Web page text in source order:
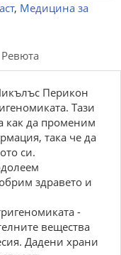
, Медицина за
Ревюта
Перикон
Тази
как да променим
така че да
си.
здравето и
-
вещества
Дадени храни